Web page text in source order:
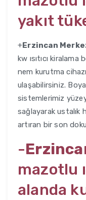
yakıt
+Erzincan
kw ısıtıcı
nem kurutma
ulaşabilirsiniz.
sistemlerimiz
sağlayarak ustalık
artıran bir son
-
mazotlu
alanda